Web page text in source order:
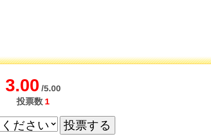
3.00 /5.00
投票数 1